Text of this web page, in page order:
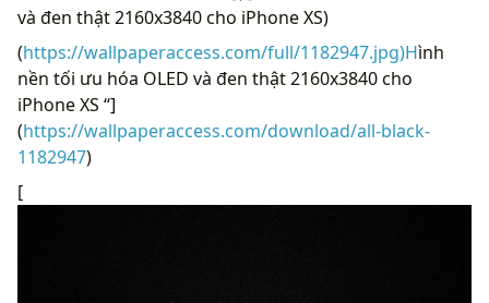
và đen thật 2160x3840 cho iPhone XS)
(https://wallpaperaccess.com/full/1182947.jpg)Hình
nền tối ưu hóa OLED và đen thật 2160x3840 cho
iPhone XS “]
(https://wallpaperaccess.com/download/all-black-
1182947)
[